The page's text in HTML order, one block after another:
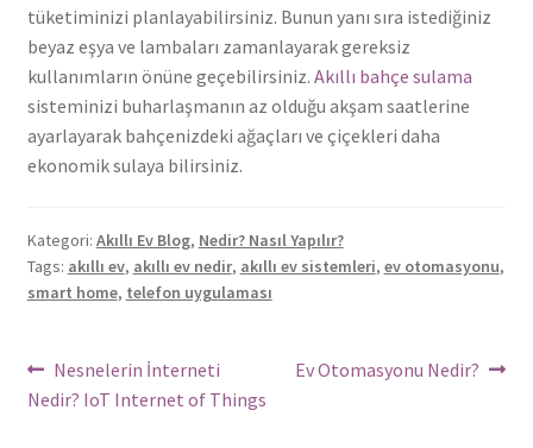
tüketiminizi planlayabilirsiniz. Bunun yanı sıra istediğiniz
beyaz eşya ve lambaları zamanlayarak gereksiz
kullanımların önüne geçebilirsiniz. Akıllı bahçe sulama
sisteminizi buharlaşmanın az olduğu akşam saatlerine
ayarlayarak bahçenizdeki ağaçları ve çiçekleri daha
ekonomik sulaya bilirsiniz.
Kategori: Akıllı Ev Blog, Nedir? Nasıl Yapılır?
Tags: akıllı ev, akıllı ev nedir, akıllı ev sistemleri, ev otomasyonu,
smart home, telefon uygulaması
Yazı
dolaşımı
Önceki
Yazı:
Nesnelerin İnterneti
Nedir? IoT Internet of Things
Sonraki
Ev Otomasyonu Nedir?